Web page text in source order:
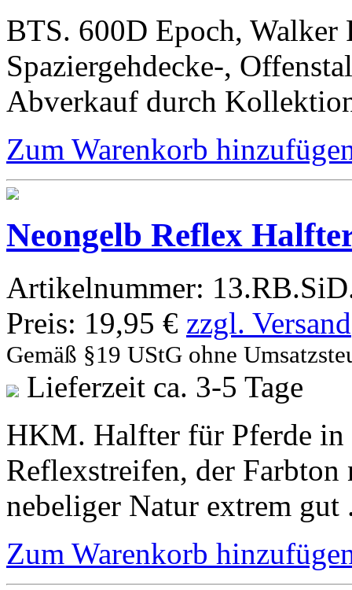
BTS. 600D Epoch, Walker
Spaziergehdecke-,
Abverkauf durch
Zum Warenkorb
Neongelb Reflex
Artikelnummer:
Preis: 19,95 € zzgl. Versand
Gemäß §19 UStG ohne
Lieferzeit ca. 3-5 Tage
HKM. Halfter für Pferde in
Reflexstreifen, der
nebeliger Natur extrem
Zum Warenkorb